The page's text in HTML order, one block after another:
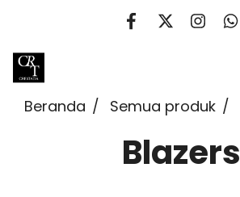
Beranda Semua produk
Blazers